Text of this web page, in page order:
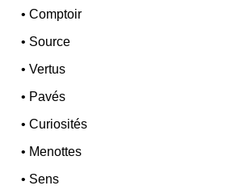
•Comptoir
• Source
•Vertus
• Pavés
•Curiosités
• Menottes
• Sens